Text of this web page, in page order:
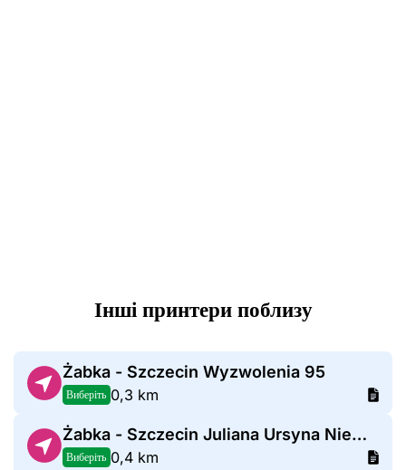
Інші принтери поблизу
Żabka - Szczecin Wyzwolenia 95
Виберіть 0,3 km
Żabka - Szczecin Juliana Ursyna Niemcewicza 35A
Виберіть 0,4 km